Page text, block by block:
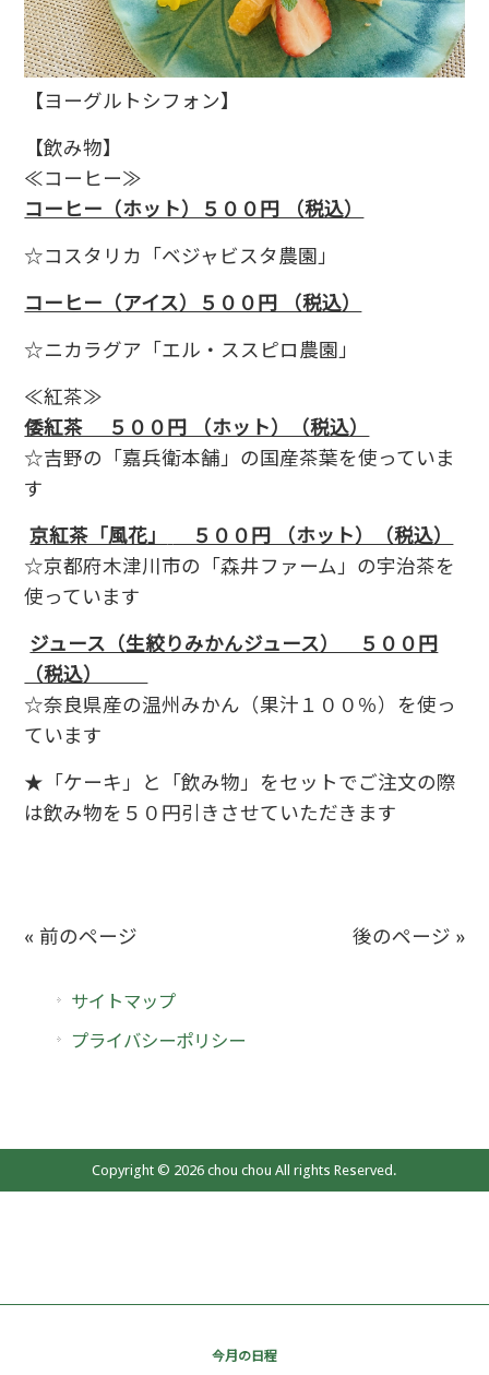
【ヨーグルトシフォン】
【飲み物】
≪コーヒー≫
コーヒー（ホット）５００円 （税込）
☆コスタリカ「ベジャビスタ農園」
コーヒー（アイス）５００円 （税込）
☆ニカラグア「エル・ススピロ農園」
≪紅茶≫
倭紅茶 ５００円 （ホット）（税込）
☆吉野の「嘉兵衛本舗」の国産茶葉を使っていま
す
京紅茶「風花」
５００円 （ホット）（税込）
☆京都府木津川市の「森井ファーム」の宇治茶を
使っています
ジュース（生絞りみかんジュース） ５００円
（税込）
☆奈良県産の温州みかん（果汁１００％）を使っ
ています
★「ケーキ」と「飲み物」をセットでご注文の際
は飲み物を５０円引きさせていただきます
« 前のページ 後のページ »
サイトマップ
プライバシーポリシー
Copyright © 2026 chou chou All rights Reserved.
今月の日程